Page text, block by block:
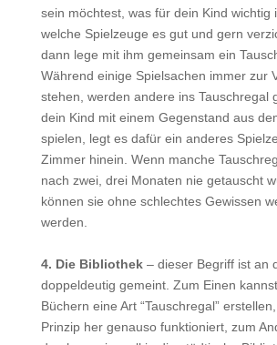
sein möchtest, was für dein Kind wichtig
welche Spielzeuge es gut und gern
dann lege mit ihm gemeinsam ein
Während einige Spielsachen immer zur
stehen, werden andere ins Tauschregal
dein Kind mit einem Gegenstand aus
spielen, legt es dafür ein anderes
Zimmer hinein. Wenn manche
nach zwei, drei Monaten nie getauscht
können sie ohne schlechtes Gewissen
werden.
4. Die Bibliothek – dieser Begriff ist an
doppeldeutig gemeint. Zum Einen
Büchern eine Art “Tauschregal”
Prinzip her genauso funktioniert, zum